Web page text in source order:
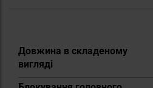
Докладніше
Довжина в складеному
вигляді